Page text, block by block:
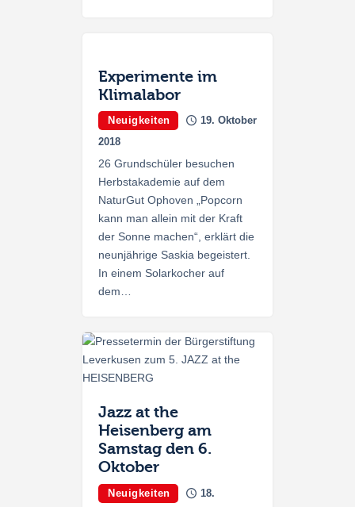
Experimente im
Klimalabor
Neuigkeiten
19. Oktober
2018
26 Grundschüler besuchen
Herbstakademie auf dem
NaturGut Ophoven „Popcorn
kann man allein mit der Kraft
der Sonne machen“, erklärt die
neunjährige Saskia begeistert.
In einem Solarkocher auf
dem…
Jazz at the
Heisenberg am
Samstag den 6.
Oktober
Neuigkeiten
18.